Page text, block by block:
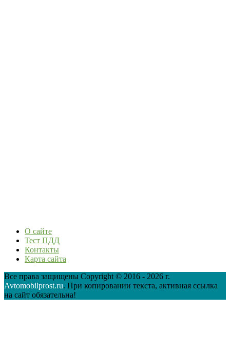
О сайте
Тест ПДД
Контакты
Карта сайта
Все права защищены Copyright © 2016 - 2026 г.
Avtomobilprost.ru. При копировании текста, активная ссылка
на сайт обязательна!